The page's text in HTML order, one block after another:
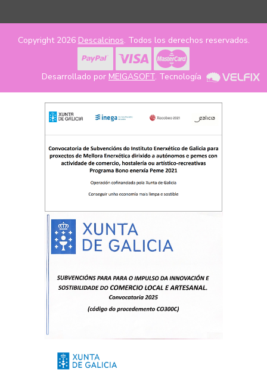
Copyright 2026 Descalcinos. Todos los derechos reservados.
Desarrollado por MEIGASOFT. Tecnología